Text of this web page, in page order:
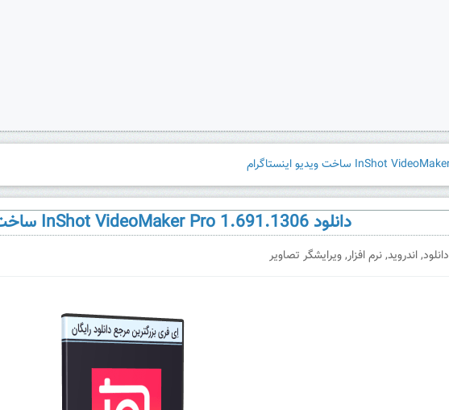
دانلود InShot VideoMaker Pro 1.691.1306 ساخت ویدیو اینستاگرام
دانلود,اندروید,نرم افزار,ویرایشگر تصاویر